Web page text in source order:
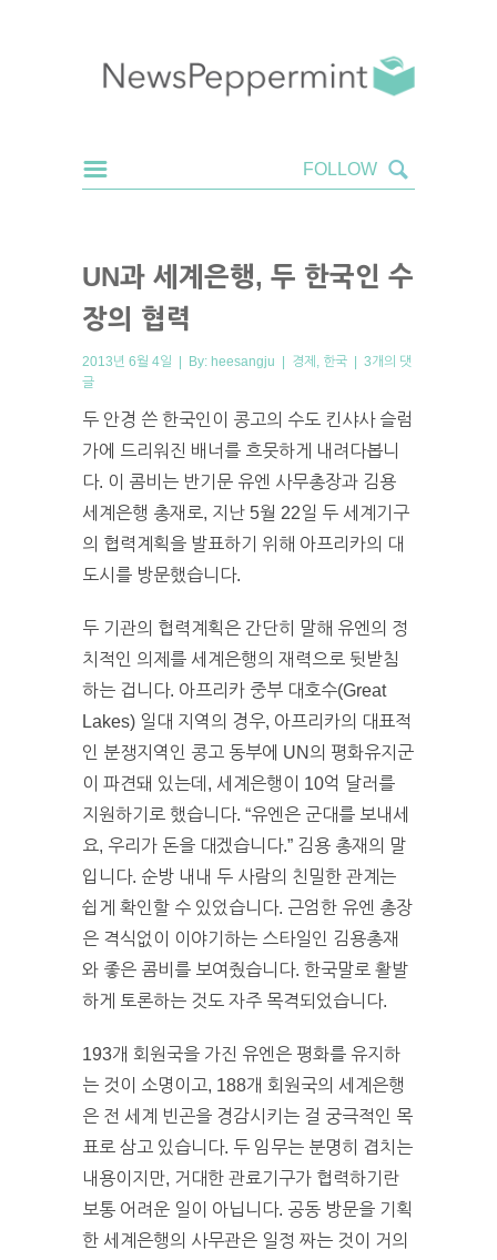
UN과 세계은행, 두 한국인 수
장의 협력
2013년 6월 4일 | By: heesangju | 경제 한국 | 3개의 댓
글
두 안경 쓴 한국인이 콩고의 수도 킨샤사 슬럼
가에 드리워진 배너를 흐뭇하게 내려다봅니
다. 이 콤비는 반기문 유엔 사무총장과 김용
세계은행 총재로, 지난 5월 22일 두 세계기구
의 협력계획을 발표하기 위해 아프리카의 대
도시를 방문했습니다.
두 기관의 협력계획은 간단히 말해 유엔의 정
치적인 의제를 세계은행의 재력으로 뒷받침
하는 겁니다. 아프리카 중부 대호수(Great
Lakes) 일대 지역의 경우, 아프리카의 대표적
인 분쟁지역인 콩고 동부에 UN의 평화유지군
이 파견돼 있는데, 세계은행이 10억 달러를
지원하기로 했습니다. “유엔은 군대를 보내세
요, 우리가 돈을 대겠습니다.” 김용 총재의 말
입니다. 순방 내내 두 사람의 친밀한 관계는
쉽게 확인할 수 있었습니다. 근엄한 유엔 총장
은 격식없이 이야기하는 스타일인 김용총재
와 좋은 콤비를 보여줬습니다. 한국말로 활발
하게 토론하는 것도 자주 목격되었습니다.
193개 회원국을 가진 유엔은 평화를 유지하
는 것이 소명이고, 188개 회원국의 세계은행
은 전 세계 빈곤을 경감시키는 걸 궁극적인 목
표로 삼고 있습니다. 두 임무는 분명히 겹치는
내용이지만, 거대한 관료기구가 협력하기란
보통 어려운 일이 아닙니다. 공동 방문을 기획
한 세계은행의 사무관은 일정 짜는 것이 거의